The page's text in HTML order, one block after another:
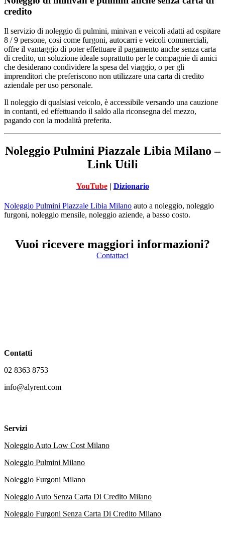
credito
Il servizio di noleggio di pulmini, minivan e veicoli adatti ad ospitare
8 / 9 persone, così come furgoni, autocarri e veicoli commerciali,
offre il vantaggio di poter effettuare il pagamento anche senza carta
di credito, un soluzione ideale soprattutto per le compagnie di amici
che desiderano condividere la spesa del viaggio, o per gli
imprenditori che preferiscono non utilizzare una carta di credito
aziendale per uso personale.
Il noleggio di qualsiasi veicolo, è accessibile versando una cauzione
in contanti, ed effettuando il saldo alla riconsegna del mezzo,
pagando con la modalità preferita.
Noleggio Pulmini Piazzale Libia Milano –
Link Utili
YouTube| Dizionario
Noleggio Pulmini Piazzale Libia Milano auto a noleggio, noleggio
furgoni, noleggio mensile, noleggio aziende, a basso costo.
Vuoi ricevere maggiori informazioni?
Contattaci
Contatti
02 8363 8753
info@alyrent.com
Servizi
Noleggio Auto Low Cost Milano
Noleggio Pulmini Milano
Noleggio Furgoni Milano
Noleggio Auto Senza Carta Di Credito Milano
Noleggio Furgoni Senza Carta Di Credito Milano